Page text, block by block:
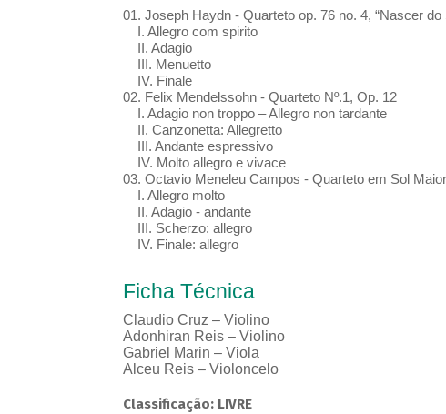
01. Joseph Haydn - Quarteto op. 76 no. 4, “Nascer do
I. Allegro com spirito
II. Adagio
III. Menuetto
IV. Finale
02. Felix Mendelssohn - Quarteto Nº.1, Op. 12
I. Adagio non troppo – Allegro non tardante
II. Canzonetta: Allegretto
III. Andante espressivo
IV. Molto allegro e vivace
03. Octavio Meneleu Campos - Quarteto em Sol
I. Allegro molto
II. Adagio - andante
III. Scherzo: allegro
IV. Finale: allegro
Ficha Técnica
Claudio Cruz – Violino
Adonhiran Reis – Violino
Gabriel Marin – Viola
Alceu Reis – Violoncelo
Classificação: LIVRE